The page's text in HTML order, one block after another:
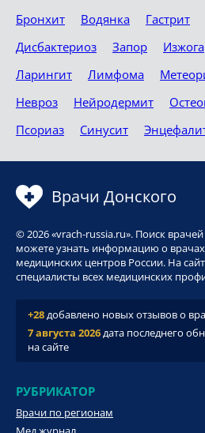
Бронхит
Водянка Гастрит
Дисбактериоз
Запор Изжога
Ларингит
Лимфома
Невроз
Нейродермит
Псориаз
Синусит
Врачи Донского
© 2026 «vrach-russia.ru». Поиск
можете узнать информацию о
медицинских центров России. На
специалисты всех медицинских
+28добавлено новых отзывов о
7 августа 2026дата последнего
на сайте
РУБРИКАТОР
Врачи по регионам